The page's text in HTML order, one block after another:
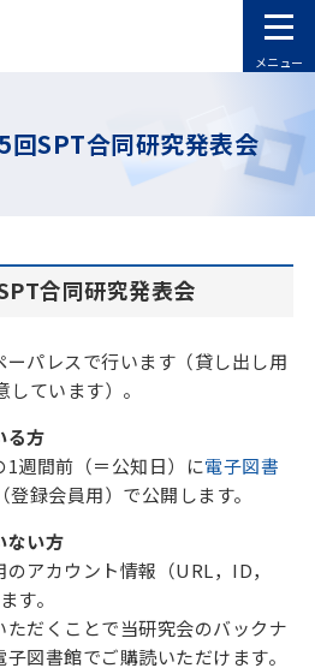
メニュー
回SPT合同研究発表会
合同研究発表会
パレスで行います（貸し出し用
ています）。
る方
週間前（＝公知日）に電子図書
登録会員用）で公開します。
ない方
アカウント情報（URL，ID，
す。
だくことで当研究会のバックナ
図書館でご購読いただけます。